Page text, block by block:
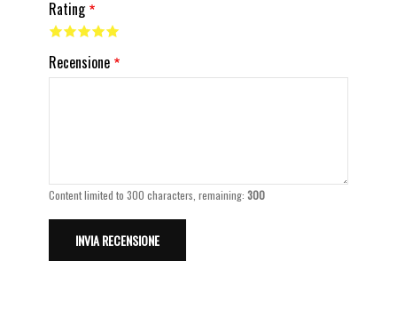
Rating
Recensione
Content limited to 300 characters, remaining:300